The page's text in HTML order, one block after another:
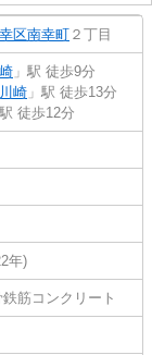
区南幸町 ２丁目
」駅 徒歩9分
崎 」駅 徒歩13分
徒歩12分
年)
筋コンクリート